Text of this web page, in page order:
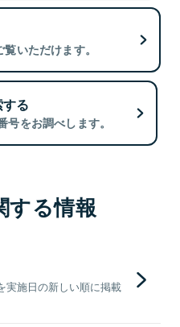
いただけます。
る
をお調べします。
する情報
実施日の新しい順に掲載